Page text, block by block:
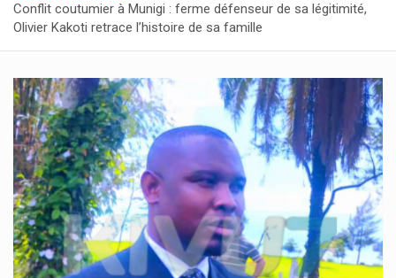
contenu
Conflit coutumier à Munigi : ferme défenseur de sa légitimité,
Olivier Kakoti retrace l’histoire de sa famille